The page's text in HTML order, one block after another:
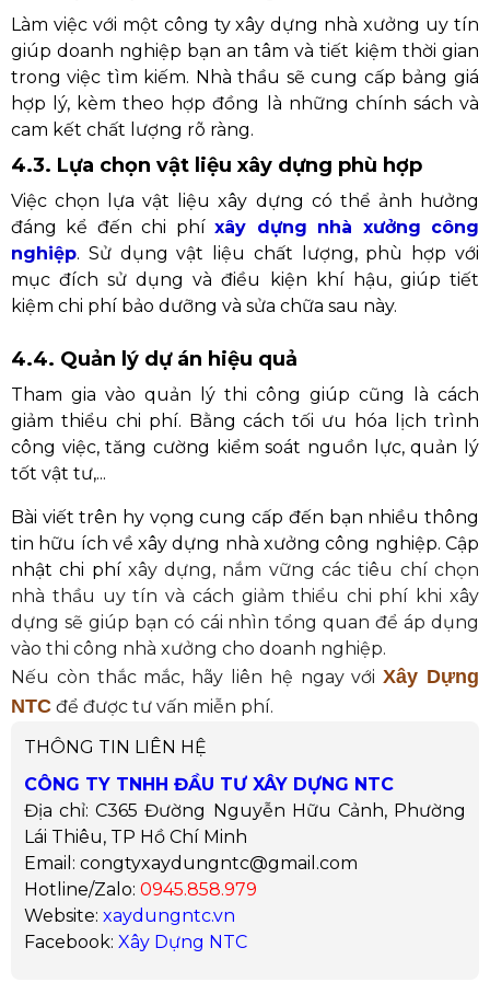
Làm việc với một công ty xây dựng nhà xưởng uy tín
giúp doanh nghiệp bạn an tâm và tiết kiệm thời gian
trong việc tìm kiếm. Nhà thầu sẽ cung cấp bảng giá
hợp lý, kèm theo hợp đồng là những chính sách và
cam kết chất lượng rõ ràng.
4.3. Lựa chọn vật liệu xây dựng phù hợp
Việc chọn lựa vật liệu xây dựng có thể ảnh hưởng
đáng kể đến chi phíxây dựng nhà xưởng công
nghiệp. Sử dụng vật liệu chất lượng, phù hợp với
mục đích sử dụng và điều kiện khí hậu, giúp tiết
kiệm chi phí bảo dưỡng và sửa chữa sau này.
4.4. Quản lý dự án hiệu quả
Tham gia vào quản lý thi công giúp cũng là cách
giảm thiểu chi phí. Bằng cách tối ưu hóa lịch trình
công việc, tăng cường kiểm soát nguồn lực, quản lý
tốt vật tư,...
Bài viết trên hy vọng cung cấp đến bạn nhiều thông
tin hữu ích về xây dựng nhà xưởng công nghiệp. Cập
nhật chi phí xây dựng, nắm vững các tiêu chí chọn
nhà thầu uy tín và cách giảm thiểu chi phí khi xây
dựng sẽ giúp bạn có cái nhìn tổng quan để áp dụng
vào thi công nhà xưởng cho doanh nghiệp.
Nếu còn thắc mắc, hãy liên hệ ngay vớiXây Dựng
NTC để được tư vấn miễn phí.
THÔNG TIN LIÊN HỆ
CÔNG TY TNHH ĐẦU TƯ XÂY DỰNG NTC
Địa chỉ: C365 Đường Nguyễn Hữu Cảnh, Phường
Lái Thiêu, TP Hồ Chí Minh
Email: congtyxaydungntc@gmail.com
Hotline/Zalo: 0945.858.979
Website: xaydungntc.vn
Facebook: Xây Dựng NTC